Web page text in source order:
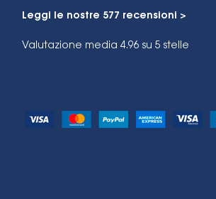
Leggi le nostre 577 recensioni >
Valutazione media 4.96 su 5 stelle